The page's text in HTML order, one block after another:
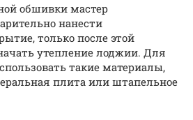
обшивки мастер
нанести
только после этой
утепление лоджии. Для
такие материалы,
плита или штапельное